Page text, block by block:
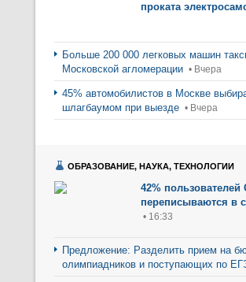
проката
Больше 200 000 легковых машин
Московской агломерации • Вчера
45% автомобилистов в Москве
шлагбаумом при выезде • Вчера
ОБРАЗОВАНИЕ, НАУКА, ТЕХНОЛОГИИ
42%
переписываются в
• 16:33
Предложение: Разделить прием на
олимпиадников и поступающих по